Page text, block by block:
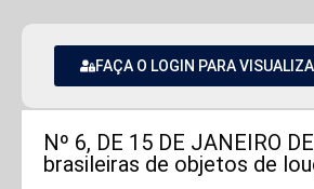
FAÇA O LOGIN PARA
Nº 6, DE 15 DE JANEIRO
brasileiras de objetos de